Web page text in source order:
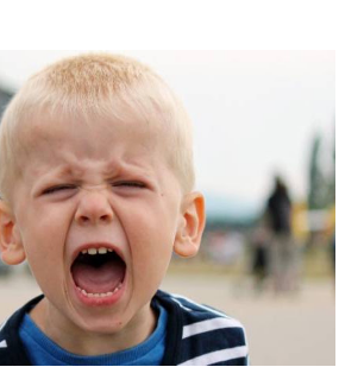
Произход и развитие на емоциите;
състояния - Психология на
аспекти - Етапи на развитие на
и интелигентност – прилики и
компетентност; Ключови умения
Емоционалните компетенции като
такива - Емоциите като част от
Детските емоционални кризи - Е...